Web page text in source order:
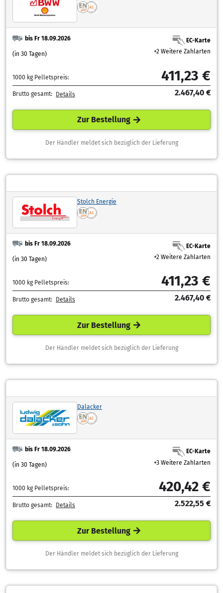
bis Fr 18.09.2026
(in 30 Tagen)
EC-Karte
+2 Weitere Zahlarten
1000 kg Pelletspreis: 411,23 €
Brutto gesamt: Details 2.467,40 €
Zur Bestellung
Der Händler meldet sich bezüglich der Lieferung
Stolch Energie
bis Fr 18.09.2026
(in 30 Tagen)
EC-Karte
+2 Weitere Zahlarten
1000 kg Pelletspreis: 411,23 €
Brutto gesamt: Details 2.467,40 €
Zur Bestellung
Der Händler meldet sich bezüglich der Lieferung
Dalacker
bis Fr 18.09.2026
(in 30 Tagen)
EC-Karte
+3 Weitere Zahlarten
1000 kg Pelletspreis: 420,42 €
Brutto gesamt: Details 2.522,55 €
Zur Bestellung
Der Händler meldet sich bezüglich der Lieferung